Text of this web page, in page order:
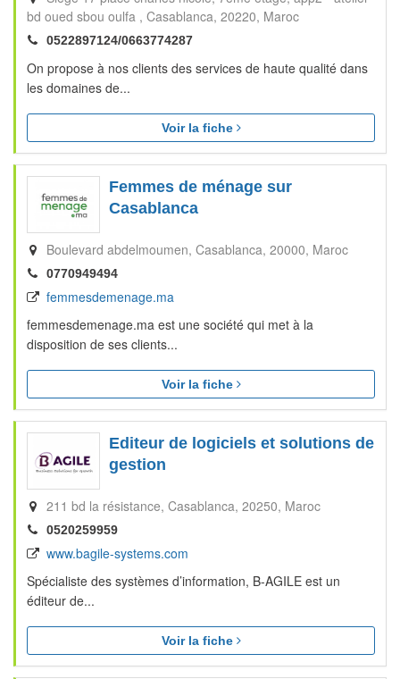
bd oued sbou oulfa Casablanca 20220 Maroc
0522897124/0663774287
On propose à nos clients des services de haute qualité dans
les domaines de...
Voir la fiche
Femmes de ménage sur
Casablanca
Boulevard abdelmoumen Casablanca 20000 Maroc
0770949494
femmesdemenage.ma
femmesdemenage.ma est une société qui met à la
disposition de ses clients...
Voir la fiche
Editeur de logiciels et solutions de
gestion
211 bd la résistance Casablanca 20250 Maroc
0520259959
www.bagile-systems.com
Spécialiste des systèmes d’information, B-AGILE est un
éditeur de...
Voir la fiche